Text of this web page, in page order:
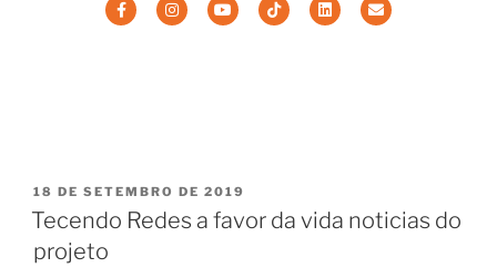
18 DE SETEMBRO DE 2019
Tecendo Redes a favor da vida noticias do
projeto